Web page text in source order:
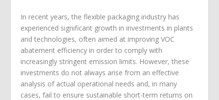
In recent years, the flexible packaging industry has
experienced significant growth in investments in plants
and technologies, often aimed at improving VOC
abatement efficiency in order to comply with
increasingly stringent emission limits. However, these
investments do not always arise from an effective
analysis of actual operational needs and, in many
cases, fail to ensure sustainable short-term returns on